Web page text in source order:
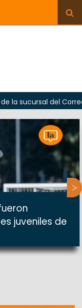
del Correo
juveniles de